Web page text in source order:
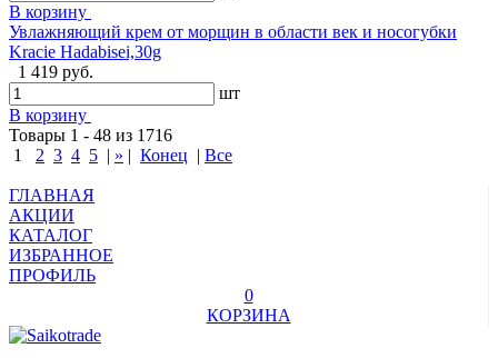
В корзину
Увлажняющий крем от морщин в области век и носогубки
Kracie Hadabisei,30g
1 419 руб.
шт
В корзину
Товары 1 - 48 из 1716
1
2 3 4 5 | » | Конец | Все
ГЛАВНАЯ
АКЦИИ
КАТАЛОГ
ИЗБРАННОЕ
ПРОФИЛЬ
0
КОРЗИНА